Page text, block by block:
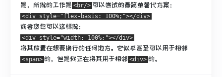
是，所做的工作是 <br/> 可以尝试的最简单替代方案：
<div style="flex-basis: 100%;"></div>
或者您也可以这样做：
<div style="width: 100%;"></div>
将其放置在想要换行的任何地方。 它似乎甚至可以用于相邻
<span> 的，但是我正在将其用于相邻 <div> 的。